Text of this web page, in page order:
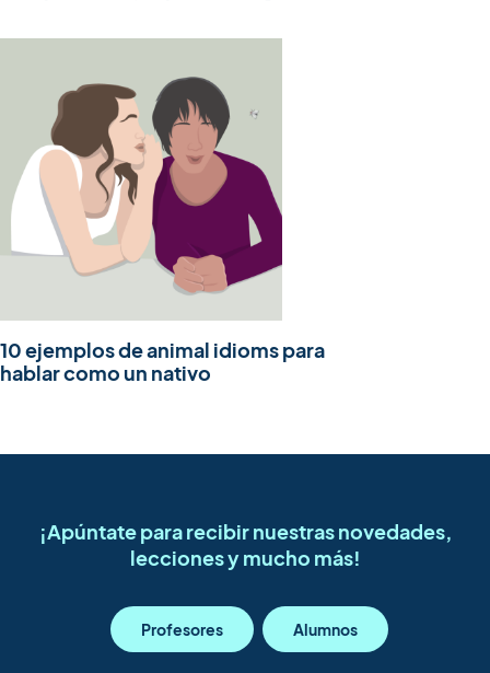
10 ejemplos de animal idioms para
hablar como un nativo
¡Apúntate para recibir nuestras novedades,
lecciones y mucho más!
Profesores Alumnos